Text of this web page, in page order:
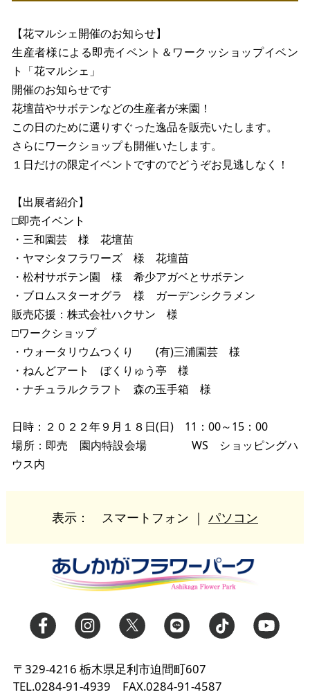
【花マルシェ開催のお知らせ】
生産者様による即売イベント＆ワークッショップイベン
ト「花マルシェ」
開催のお知らせです
花壇苗やサボテンなどの生産者が来園！
この日のために選りすぐった逸品を販売いたします。
さらにワークショップも開催いたします。
１日だけの限定イベントですのでどうぞお見逃しなく！
【出展者紹介】
□即売イベント
・三和園芸 様 花壇苗
・ヤマシタフラワーズ 様 花壇苗
・松村サボテン園 様 希少アガベとサボテン
・ブロムスターオグラ 様 ガーデンシクラメン
販売応援：株式会社ハクサン 様
□ワークショップ
・ウォータリウムつくり (有)三浦園芸 様
・ねんどアート ぼくりゅう亭 様
・ナチュラルクラフト 森の玉手箱 様
日時：２０２２年９月１８日(日) 11：00～15：00
場所：即売 園内特設会場 WS ショッピングハ
ウス内
表示： スマートフォン ｜ パソコン
〒329-4216 栃木県足利市迫間町607
TEL.0284-91-4939 FAX.0284-91-4587